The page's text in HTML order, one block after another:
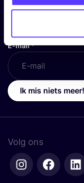
Voornaam*
E-mail*
Ik mis niets meer!
Volg ons